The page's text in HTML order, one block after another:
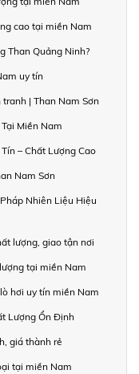
cao tại miền Nam
Than Quảng Ninh?
uy tín
| Than Nam Sơn
Miền Nam
– Chất Lượng Cao
Nam Sơn
Nhiên Liệu Hiệu
lượng, giao tận nơi
tại miền Nam
hơi uy tín miền Nam
Lượng Ổn Định
giá thành rẻ
tại miền Nam